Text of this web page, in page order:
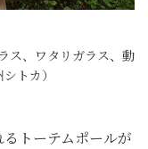
ス、ワタリガラス、動
トカ）
トーテムポールが